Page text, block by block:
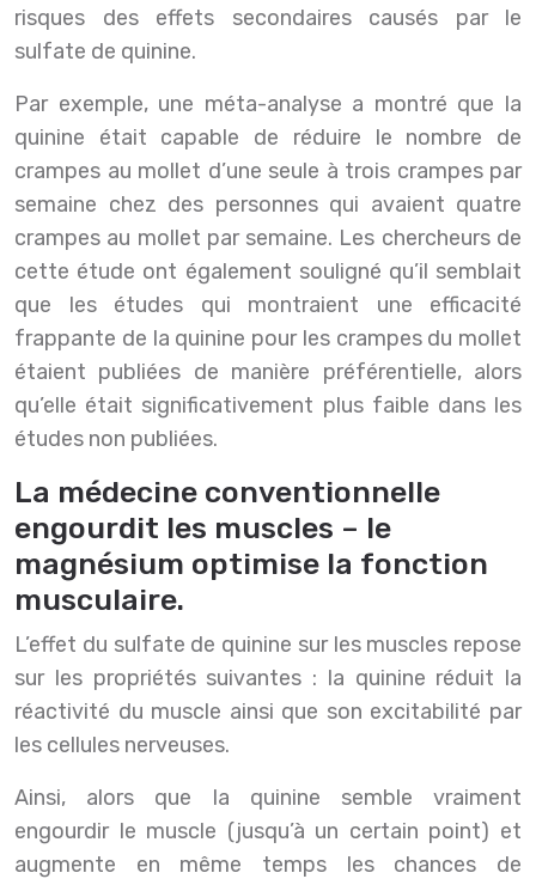
risques des effets secondaires causés par le
sulfate de quinine.
Par exemple, une méta-analyse a montré que la
quinine était capable de réduire le nombre de
crampes au mollet d’une seule à trois crampes par
semaine chez des personnes qui avaient quatre
crampes au mollet par semaine. Les chercheurs de
cette étude ont également souligné qu’il semblait
que les études qui montraient une efficacité
frappante de la quinine pour les crampes du mollet
étaient publiées de manière préférentielle, alors
qu’elle était significativement plus faible dans les
études non publiées.
La médecine conventionnelle
engourdit les muscles – le
magnésium optimise la fonction
musculaire.
L’effet du sulfate de quinine sur les muscles repose
sur les propriétés suivantes : la quinine réduit la
réactivité du muscle ainsi que son excitabilité par
les cellules nerveuses.
Ainsi, alors que la quinine semble vraiment
engourdir le muscle (jusqu’à un certain point) et
augmente en même temps les chances de